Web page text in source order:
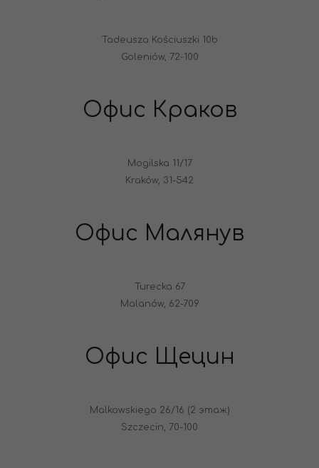
Tadeusza Kościuszki 10b
Goleniów, 72-100
Офис Краков
Mogilska 11/17
Kraków, 31-542
Офис Малянув
Turecka 67
Malanów, 62-709
Офис Щецин
Malkowskiego 26/16 (2 этаж)
Szczecin, 70-100